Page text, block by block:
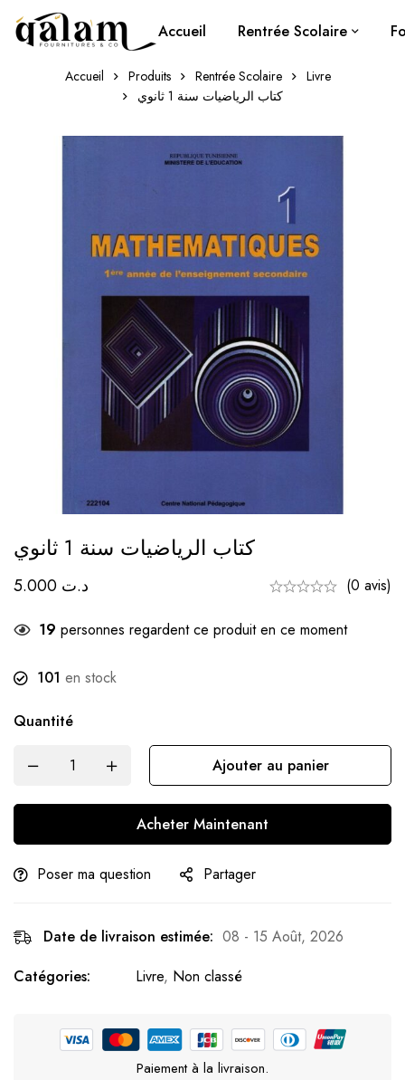
Accueil Rentrée Scolaire
Accueil Produits Rentrée Scolaire
Livre
كتاب الرياضيات سنة 1 ثانوي
كتاب الرياضيات سنة 1 ثانوي
د.ت (0 avis)
19 personnes regardent ce produit en ce moment
101 en stock
Quantité
Ajouter au panier
Acheter Maintenant
Poser ma question Partager
Date de livraison estimée: 08 - 15 Août, 2026
Catégories:
Livre, Non classé
Paiement à la livraison.